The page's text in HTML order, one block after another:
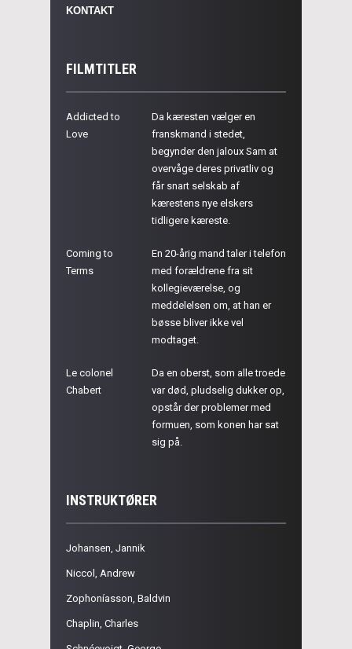
KONTAKT
FILMTITLER
Addicted to
Love
Da kæresten vælger en
franskmand i stedet,
begynder den jaloux Sam at
overvåge deres privatliv og
får snart selskab af
kærestens nye elskers
tidligere kæreste.
Coming to
Terms
En 20-årig mand taler i telefon
med forældrene fra sit
kollegieværelse, og
meddelelsen om, at han er
bøsse bliver ikke vel
modtaget.
Le colonel
Chabert
Da en oberst, som alle troede
var død, pludselig dukker op,
opstår der problemer med
formuen, som konen har sat
sig på.
INSTRUKTØRER
Johansen, Jannik
Niccol, Andrew
Zophoníasson, Baldvin
Chaplin, Charles